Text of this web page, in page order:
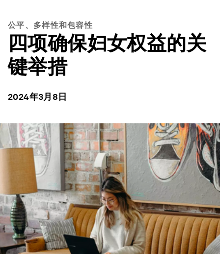
公平、多样性和包容性
四项确保妇女权益的关
键举措
2024年3月8日